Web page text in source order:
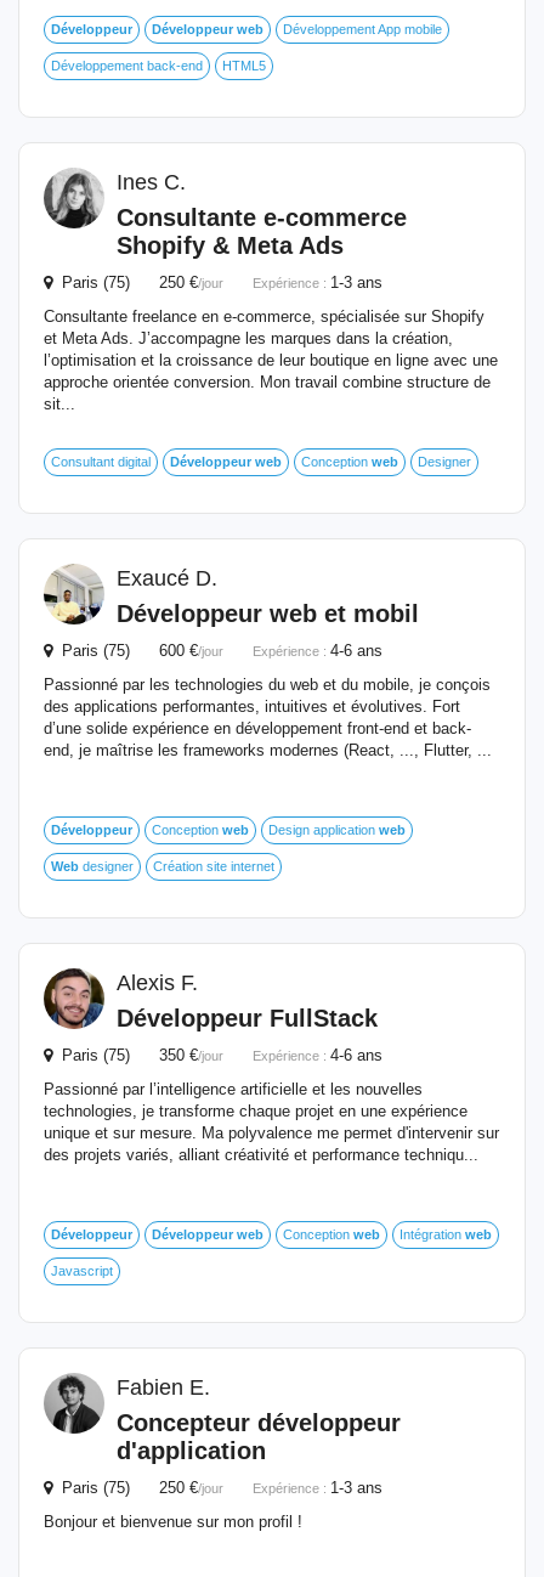
Développeur Développeur web Développement App mobile
Développement back-end HTML5
Ines C.
Consultante e-commerce
Shopify & Meta Ads
Paris (75) 250 €/jour Expérience : 1-3 ans
Consultante freelance en e-commerce, spécialisée sur Shopify
et Meta Ads. J’accompagne les marques dans la création,
l’optimisation et la croissance de leur boutique en ligne avec une
approche orientée conversion. Mon travail combine structure de
sit...
Consultant digital Développeur web Conception web Designer
Exaucé D.
Développeur web et mobil
Paris (75) 600 €/jour Expérience : 4-6 ans
Passionné par les technologies du web et du mobile, je conçois
des applications performantes, intuitives et évolutives. Fort
d’une solide expérience en développement front-end et back-
end, je maîtrise les frameworks modernes (React, ..., Flutter, ...
Développeur Conception web Design application web
Web designer Création site internet
Alexis F.
Développeur FullStack
Paris (75) 350 €/jour Expérience : 4-6 ans
Passionné par l’intelligence artificielle et les nouvelles
technologies, je transforme chaque projet en une expérience
unique et sur mesure. Ma polyvalence me permet d'intervenir sur
des projets variés, alliant créativité et performance techniqu...
Développeur Développeur web Conception web Intégration web
Javascript
Fabien E.
Concepteur développeur
d'application
Paris (75) 250 €/jour Expérience : 1-3 ans
Bonjour et bienvenue sur mon profil !